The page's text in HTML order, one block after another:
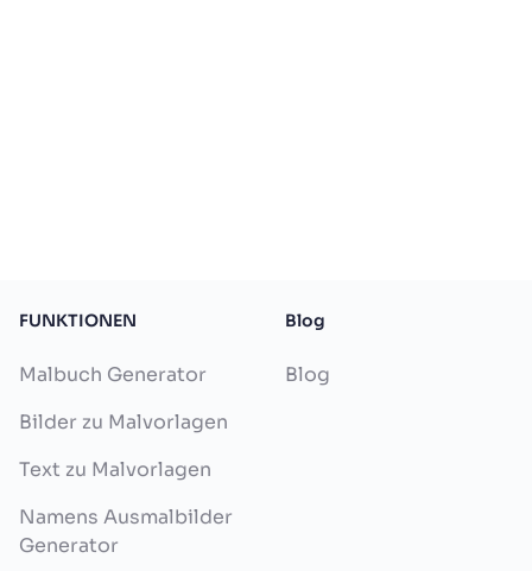
FUNKTIONEN
Malbuch Generator
Bilder zu Malvorlagen
Text zu Malvorlagen
Namens Ausmalbilder
Generator
Blog
Blog